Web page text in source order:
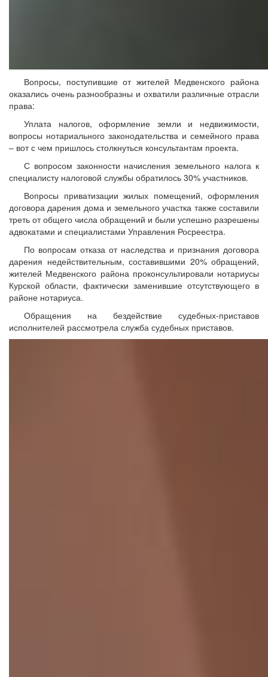
Вопросы, поступившие от жителей Медвенского района
оказались очень разнообразны и охватили различные отрасли
права:
Уплата налогов, оформление земли и недвижимости,
вопросы нотариального законодательства и семейного права
– вот с чем пришлось столкнуться консультантам проекта.
С вопросом законности начисления земельного налога к
специалисту налоговой службы обратилось 30% участников.
Вопросы приватизации жилых помещений, оформления
договора дарения дома и земельного участка также составили
треть от общего числа обращений и были успешно разрешены
адвокатами и специалистами Управления Росреестра.
По вопросам отказа от наследства и признания договора
дарения недействительным, составившими 20% обращений,
жителей Медвенского района проконсультировали нотариусы
Курской области, фактически заменившие отсутствующего в
районе нотариуса.
Обращения на бездействие судебных-приставов
исполнителей рассмотрела служба судебных приставов.